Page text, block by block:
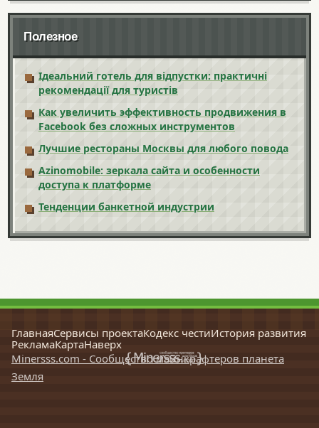
Полезное
Ідеальний готель для відпустки: практичні
рекомендації для туристів
Как увеличить эффективность продвижения в
Facebook без сложных инструментов
Лучшие рестораны Москвы для любого повода
Azinomobile: зеркала сайта и особенности
доступа к платформе
Тенденции банкетной индустрии
ГлавнаяСервисы проектаКодекс честиИстория развития
РекламаКартаНаверх
Minersss.com - Сообщество майнкрафтеров планета
Земля